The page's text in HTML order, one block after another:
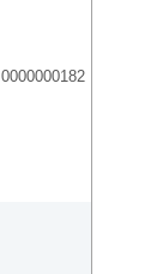
0000000182